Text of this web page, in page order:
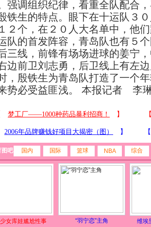
强调组织纪律，看重全队配合
铁生的特点。眼下在十运队３
２个，在２０人大名单中，他
队的首发阵容，青岛队也有５
三线，前锋有场场进球的姜宁
边前卫刘志勇，后卫线上有左
，殷铁生为青岛队打造了一个
势必受益匪浅。 本报记者 李
图吧 国内 国际 篮球 NBA 综合
女库娃尴尬性事 “羽宁恋”主角 维埃